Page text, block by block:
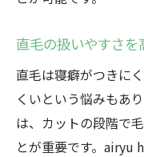
直毛の扱いやすさを
直毛は寝癖がつきに
くいという悩みもあ
は、カットの段階で
とが重要です。airyu